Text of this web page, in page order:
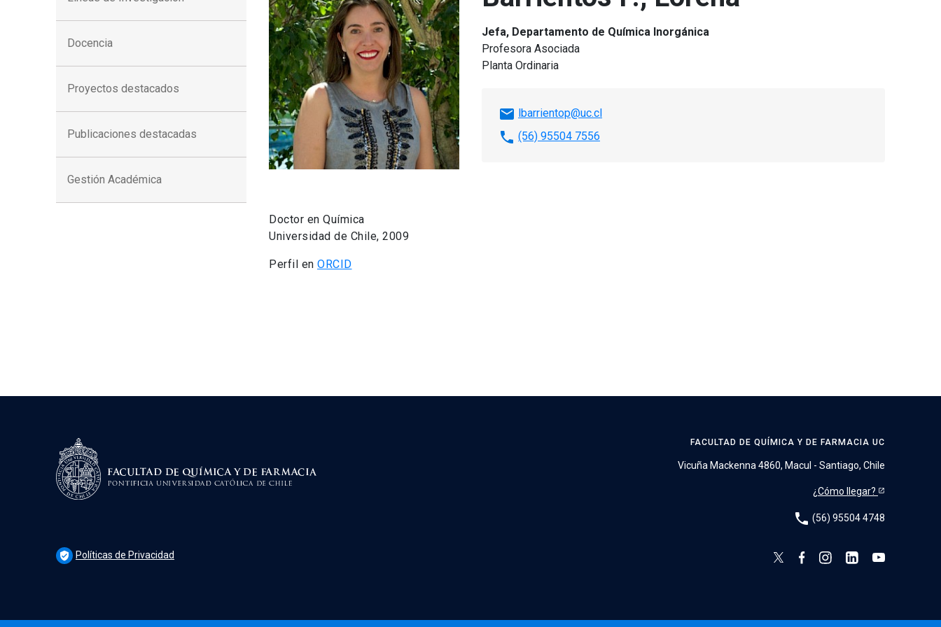
Docencia
Proyectos destacados
Publicaciones destacadas
Gestión Académica
Jefa, Departamento de Química Inorgánica
Profesora Asociada
Planta Ordinaria
email lbarrientop@uc.cl
phone (56) 95504 7556
Doctor en Química
Universidad de Chile, 2009
Perfil en ORCID
verified_user Políticas de Privacidad
FACULTAD DE QUÍMICA Y DE FARMACIA UC
Vicuña Mackenna 4860, Macul - Santiago, Chile
¿Cómo llegar?
phone (56) 95504 4748